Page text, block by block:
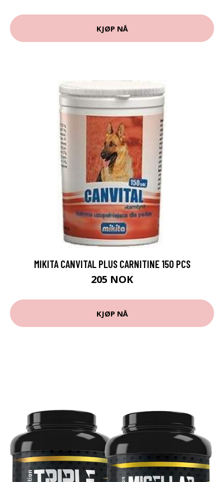
KJØP NÅ
MIKITA CANVITAL PLUS CARNITINE 150 PCS
205 NOK
KJØP NÅ